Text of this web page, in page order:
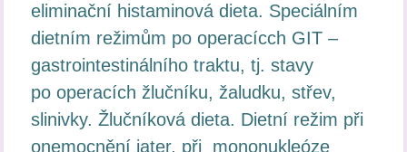
eliminační histaminová dieta. Speciálním
dietním režimům po operacícch GIT –
gastrointestinálního traktu, tj. stavy
po operacích žlučníku, žaludku, střev,
slinivky. Žlučníková dieta. Dietní režim při
onemocnění jater, při mononukleóze